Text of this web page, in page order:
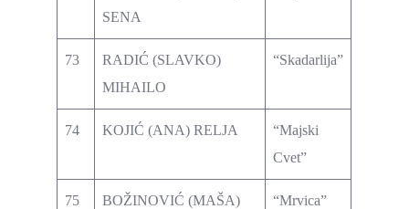
SENA
73
RADIĆ (SLAVKO)
MIHAILO
“Skadarlija”
74 KOJIĆ (ANA) RELJA
“Majski
Cvet”
75
BOŽINOVIĆ (MAŠA)
“Mrvica”